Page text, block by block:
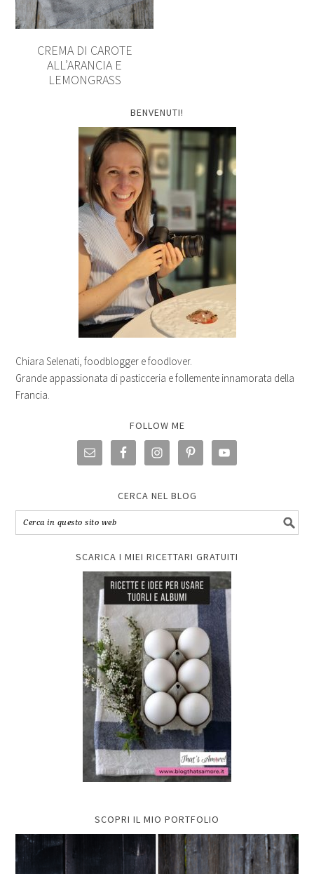
CREMA DI CAROTE
ALL’ARANCIA E
LEMONGRASS
BENVENUTI!
Chiara Selenati, foodblogger e foodlover.
Grande appassionata di pasticceria e follemente innamorata della
Francia.
FOLLOW ME
CERCA NEL BLOG
SCARICA I MIEI RICETTARI GRATUITI
SCOPRI IL MIO PORTFOLIO